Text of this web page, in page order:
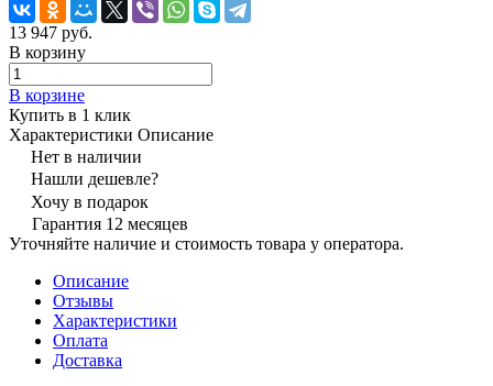
13 947 руб.
В корзину
В корзине
Купить в 1 клик
Характеристики Описание
Нет в наличии
Нашли дешевле?
Хочу в подарок
Гарантия 12 месяцев
Уточняйте наличие и стоимость товара у оператора.
Описание
Отзывы
Характеристики
Оплата
Доставка